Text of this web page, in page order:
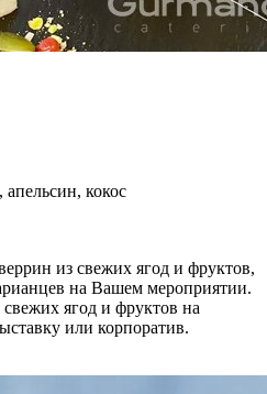
кокос
из свежих ягод и фруктов,
на Вашем мероприятии.
свежих ягод и фруктов на
или корпоратив.